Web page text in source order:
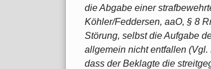
die Abgabe einer
Köhler/Feddersen, aaO, § 8
Störung, selbst die Aufgabe
allgemein nicht entfallen (Vgl.
dass der Beklagte die